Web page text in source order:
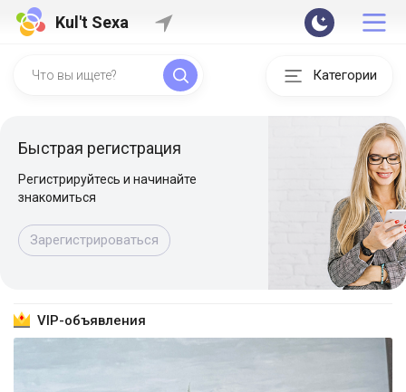
Kul't Sexa
Категории
Быстрая регистрация
Регистрируйтесь и начинайте
знакомиться
Зарегистрироваться
VIP-объявления